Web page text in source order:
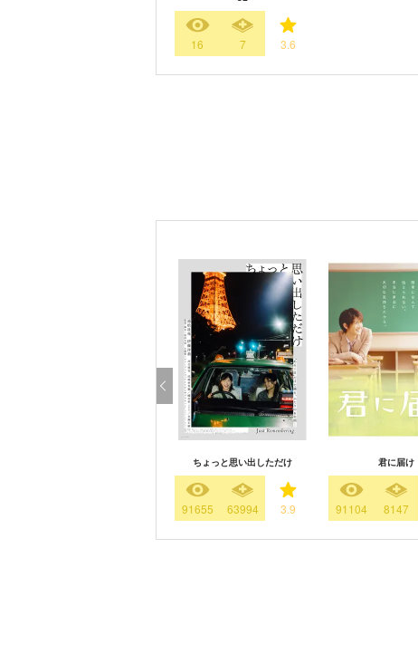
16 7 3.6
ちょっと思い出しただけ
91655 63994 3.9
君に届け
91104 8147